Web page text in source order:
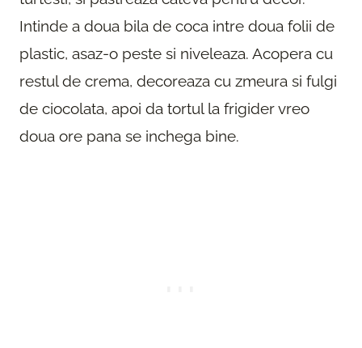
Intinde a doua bila de coca intre doua folii de
plastic, asaz-o peste si niveleaza. Acopera cu
restul de crema, decoreaza cu zmeura si fulgi
de ciocolata, apoi da tortul la frigider vreo
doua ore pana se inchega bine.